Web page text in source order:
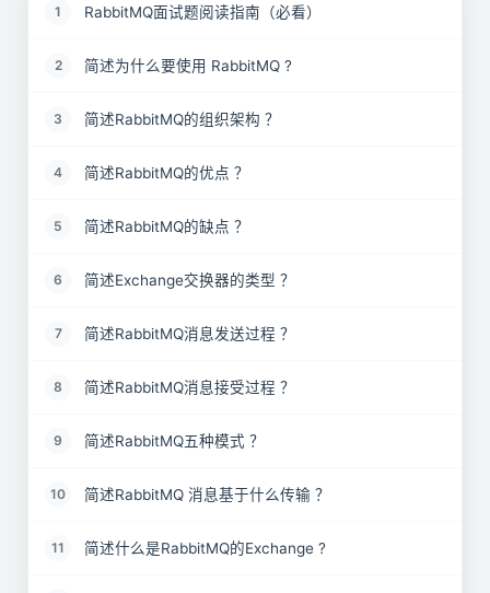
1 RabbitMQ面试题阅读指南（必看）
2 简述为什么要使用 RabbitMQ ?
3 简述RabbitMQ的组织架构 ？
4 简述RabbitMQ的优点 ？
5 简述RabbitMQ的缺点 ？
6 简述Exchange交换器的类型 ？
7 简述RabbitMQ消息发送过程 ？
8 简述RabbitMQ消息接受过程 ？
9 简述RabbitMQ五种模式 ？
10 简述RabbitMQ 消息基于什么传输 ？
11 简述什么是RabbitMQ的Exchange ?